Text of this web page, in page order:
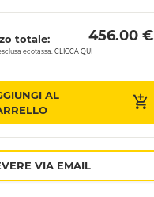
totale: 456.00 €
ecotassa.CLICCA QUI
AL
VIA EMAIL